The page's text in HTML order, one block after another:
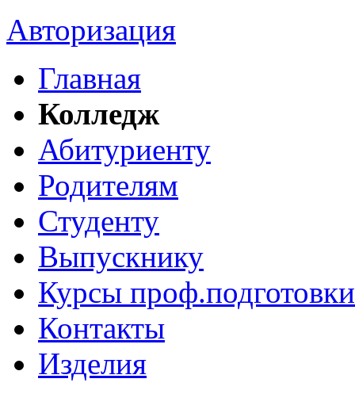
Авторизация
Главная
Колледж
Абитуриенту
Родителям
Студенту
Выпускнику
Курсы проф.подготовки
Контакты
Изделия